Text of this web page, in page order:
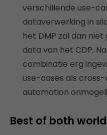
verschillende use-
dataverwerking in
het DMP zal dan
data van het CDP.
combinatie erg
use-cases als
automation
Best of both